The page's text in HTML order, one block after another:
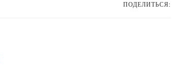
ПОДЕЛИТЬСЯ: